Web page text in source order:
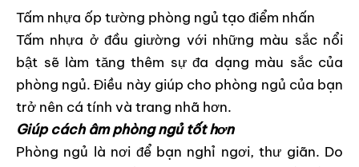
Tấm nhựa ốp tường phòng ngủ tạo điểm nhấn
Tấm nhựa ở đầu giường với những màu sắc nổi
bật sẽ làm tăng thêm sự đa dạng màu sắc của
phòng ngủ. Điều này giúp cho phòng ngủ của bạn
trở nên cá tính và trang nhã hơn.
Giúp cách âm phòng ngủ tốt hơn
Phòng ngủ là nơi để bạn nghỉ ngơi, thư giãn. Do